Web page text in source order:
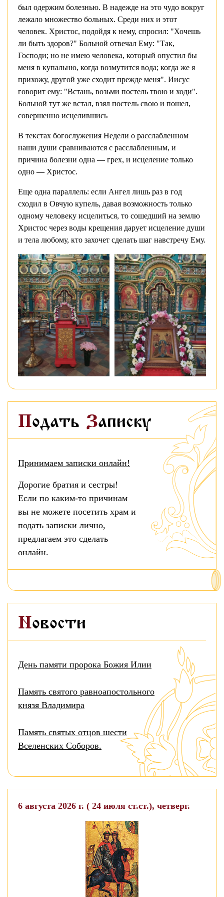
был одержим болезнью. В надежде на это чудо вокруг
лежало множество больных. Среди них и этот
человек. Христос, подойдя к нему, спросил: "Хочешь
ли быть здоров?" Больной отвечал Ему: "Так,
Господи; но не имею человека, который опустил бы
меня в купальню, когда возмутится вода; когда же я
прихожу, другой уже сходит прежде меня". Иисус
говорит ему: "Встань, возьми постель твою и ходи".
Больной тут же встал, взял постель свою и пошел,
совершенно исцелившись
В текстах богослужения Недели о расслабленном
наши души сравниваются с расслабленным, и
причина болезни одна — грех, и исцеление только
одно — Христос.
Еще одна параллель: если Ангел лишь раз в год
сходил в Овчую купель, давая возможность только
одному человеку исцелиться, то сошедший на землю
Христос через воды крещения дарует исцеление души
и тела любому, кто захочет сделать шаг навстречу Ему.
Подать Записку
Принимаем записки онлайн!
Дорогие братия и сестры!
Если по каким-то причинам
вы не можете посетить храм и
подать записки лично,
предлагаем это сделать
онлайн.
Новости
День памяти пророка Божия Илии
Память святого равноапостольного
князя Владимира
Память святых отцов шести
Вселенских Соборов.
6 августа 2026 г. ( 24 июля ст.ст.), четверг.